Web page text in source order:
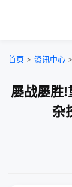
首页 > 资讯中心 >
屡战屡胜!
杂